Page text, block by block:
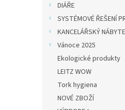
DIÁŘE
SYSTÉMOVÉ ŘEŠENÍ
KANCELÁŘSKÝ
Vánoce 2025
Ekologické produkty
LEITZ WOW
Tork hygiena
NOVÉ ZBOŽÍ
tenký hrot F 0,5 mm
30 Kč bez DPH